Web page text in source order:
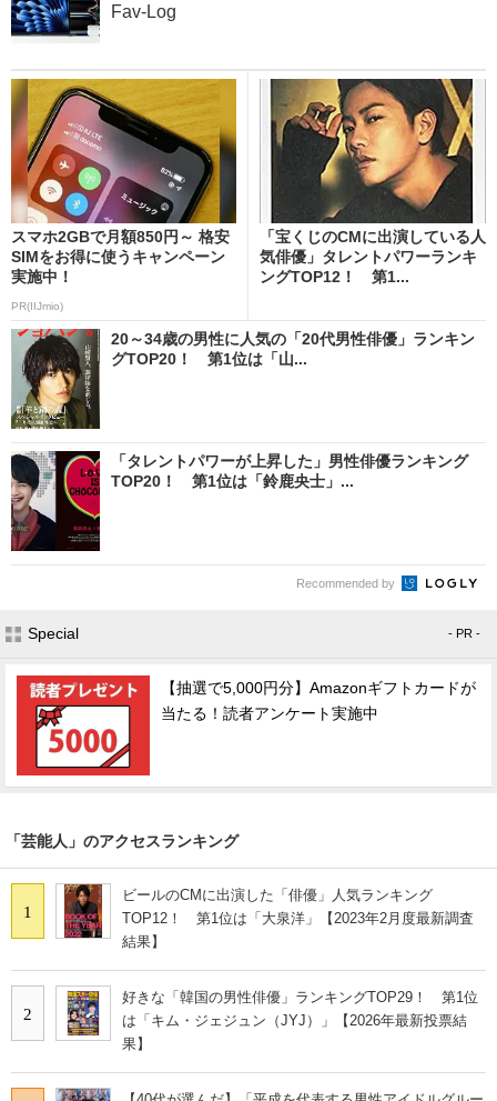
Fav-Log
スマホ2GBで月額850円～ 格安
SIMをお得に使うキャンペーン
実施中！
PR(IIJmio)
「宝くじのCMに出演している人
気俳優」タレントパワーランキ
ングTOP12！ 第1...
20～34歳の男性に人気の「20代男性俳優」ランキン
グTOP20！ 第1位は「山...
「タレントパワーが上昇した」男性俳優ランキング
TOP20！ 第1位は「鈴鹿央士」...
Recommended by
Special - PR -
【抽選で5,000円分】Amazonギフトカードが
当たる！読者アンケート実施中
「芸能人」のアクセスランキング
1
ビールのCMに出演した「俳優」人気ランキング
TOP12！ 第1位は「大泉洋」【2023年2月度最新調査
結果】
2
好きな「韓国の男性俳優」ランキングTOP29！ 第1位
は「キム・ジェジュン（JYJ）」【2026年最新投票結
果】